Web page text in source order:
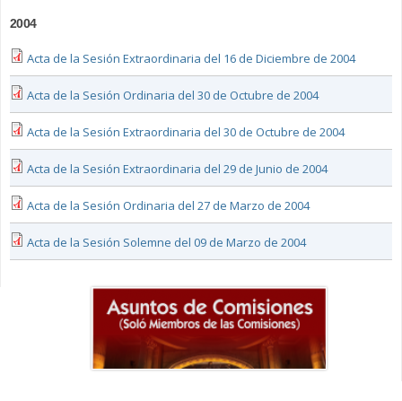
2004
Acta de la Sesión Extraordinaria del 16 de Diciembre de 2004
Acta de la Sesión Ordinaria del 30 de Octubre de 2004
Acta de la Sesión Extraordinaria del 30 de Octubre de 2004
Acta de la Sesión Extraordinaria del 29 de Junio de 2004
Acta de la Sesión Ordinaria del 27 de Marzo de 2004
Acta de la Sesión Solemne del 09 de Marzo de 2004